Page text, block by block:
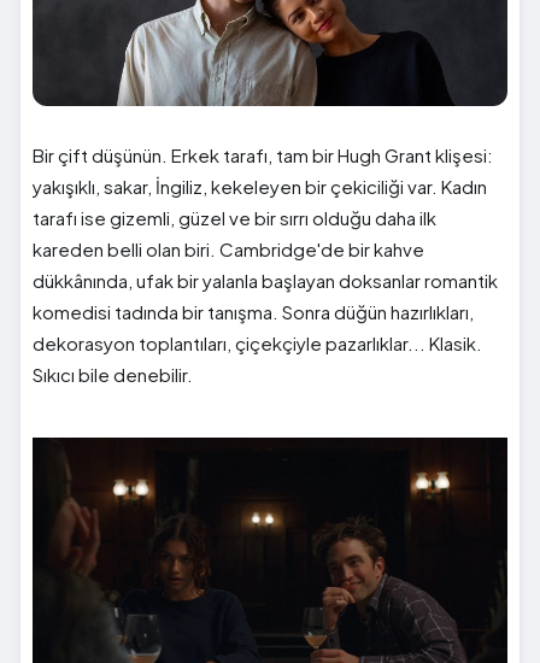
Bir çift düşünün. Erkek tarafı, tam bir Hugh Grant klişesi:
yakışıklı, sakar, İngiliz, kekeleyen bir çekiciliği var. Kadın
tarafı ise gizemli, güzel ve bir sırrı olduğu daha ilk
kareden belli olan biri. Cambridge'de bir kahve
dükkânında, ufak bir yalanla başlayan doksanlar romantik
komedisi tadında bir tanışma. Sonra düğün hazırlıkları,
dekorasyon toplantıları, çiçekçiyle pazarlıklar... Klasik.
Sıkıcı bile denebilir.